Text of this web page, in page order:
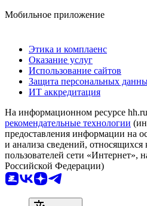
Мобильное приложение
Этика и комплаенс
Оказание услуг
Использование сайтов
Защита персональных
ИТ аккредитация
На информационном ресурсе hh.ru
рекомендательные технологии
предоставления информации на
и анализа сведений,
пользователей сети «Интернет»,
Российской Федерации)